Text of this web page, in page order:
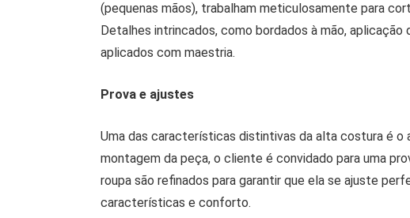
(pequenas mãos), trabalham meticulosamente para
Detalhes intrincados, como bordados à mão,
aplicados com maestria.
Prova e ajustes
Uma das características distintivas da alta costura é o
montagem da peça, o cliente é convidado para uma
roupa são refinados para garantir que ela se ajuste
características e conforto.